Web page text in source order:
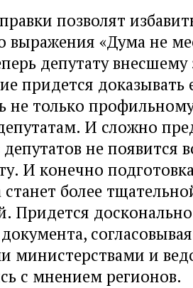
позволят
выражения «Дума не
депутату
придется доказывать
не только
И сложно
не появится
И конечно
станет более
Придется
министерствами и
с мнением регионов.